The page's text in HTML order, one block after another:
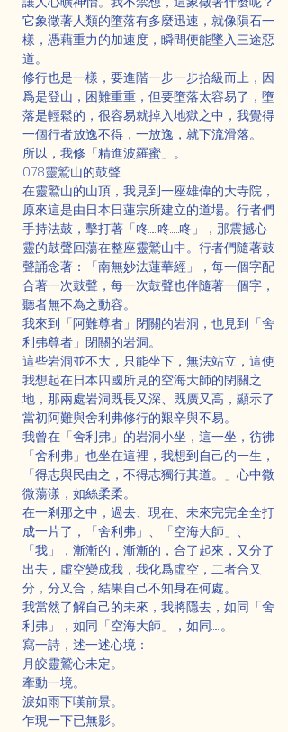
它象徵著人類的墮落有多麼迅速，就像隕石一
樣，憑藉重力的加速度，瞬間便能墜入三途惡
道。
修行也是一樣，要進階一步一步拾級而上，因
爲是登山，困難重重，但要墮落太容易了，墮
落是輕鬆的，很容易就掉入地獄之中，我覺得
一個行者放逸不得，一放逸，就下流滑落。
所以，我修「精進波羅蜜」。
078靈鷲山的鼓聲
在靈鷲山的山頂，我見到一座雄偉的大寺院，
原來這是由日本日蓮宗所建立的道場。行者們
手持法鼓，擊打著「咚……咚……咚」，那震撼心
靈的鼓聲回蕩在整座靈鷲山中。行者們隨著鼓
聲誦念著：「南無妙法蓮華經」，每一個字配
合著一次鼓聲，每一次鼓聲也伴隨著一個字，
聽者無不為之動容。
我來到「阿難尊者」閉關的岩洞，也見到「舍
利弗尊者」閉關的岩洞。
這些岩洞並不大，只能坐下，無法站立，這使
我想起在日本四國所見的空海大師的閉關之
地，那兩處岩洞既長又深、既廣又高，顯示了
當初阿難與舍利弗修行的艱辛與不易。
我曾在「舍利弗」的岩洞小坐，這一坐，彷彿
「舍利弗」也坐在這裡，我想到自己的一生，
「得志與民由之，不得志獨行其道。」心中微
微蕩漾，如絲柔柔。
在一剎那之中，過去、現在、未來完完全全打
成一片了，「舍利弗」、「空海大師」、
「我」，漸漸的，漸漸的，合了起來，又分了
出去，虛空變成我，我化爲虛空，二者合又
分，分又合，結果自己不知身在何處。
我當然了解自己的未來，我將隱去，如同「舍
利弗」，如同「空海大師」，如同……。
寫一詩，述一述心境：
月皎靈鷲心未定。
牽動一境。
淚如雨下嘆前景。
乍現一下已無影。